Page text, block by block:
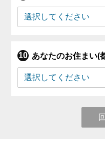
あなたのお住まい(